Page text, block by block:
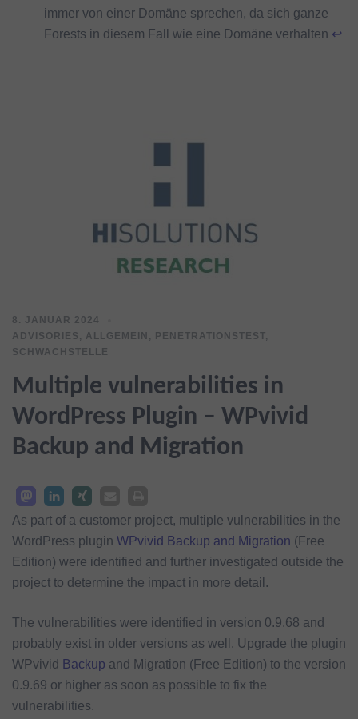
immer von einer Domäne sprechen, da sich ganze
Forests in diesem Fall wie eine Domäne verhalten ↩︎
8. JANUAR 2024
ADVISORIES , ALLGEMEIN , PENETRATIONSTEST,
SCHWACHSTELLE
Multiple vulnerabilities in
WordPress Plugin – WPvivid
Backup and Migration
As part of a customer project, multiple vulnerabilities in the
WordPress plugin WPvivid Backup and Migration (Free
Edition) were identified and further investigated outside the
project to determine the impact in more detail.
The vulnerabilities were identified in version 0.9.68 and
probably exist in older versions as well. Upgrade the plugin
WPvivid Backup and Migration (Free Edition) to the version
0.9.69 or higher as soon as possible to fix the
vulnerabilities.